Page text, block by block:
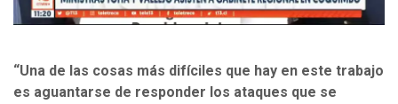
“Una de las cosas más difíciles que hay en este trabajo
es aguantarse de responder los ataques que se